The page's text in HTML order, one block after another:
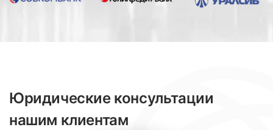
Юридические консультации
нашим клиентам